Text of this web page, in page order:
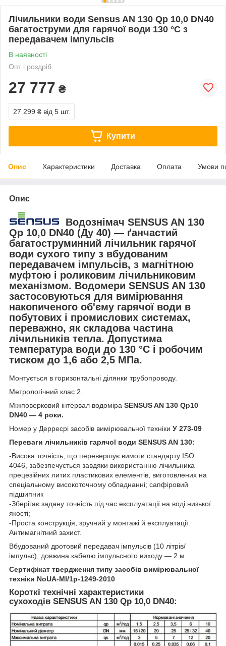
Лічильники води Sensus AN 130 Qp 10,0 DN40
багатоструми для гарячої води 130 °C з
передавачем імпульсів
В наявності
Опт і роздріб
27 777 ₴
27 299 ₴ від 5 шт.
Купити
Опис Характеристики Доставка Оплата Умови
Опис
Водознімач SENSUS AN 130
Qp 10,0 DN40 (Ду 40) — ґанчастий
багатоструминний лічильник гарячої
води сухого типу з вбудованим
передавачем імпульсів, з магнітною
муфтою і роликовим лічильниковим
механізмом. Водомери SENSUS AN 130
застосовуються для вимірювання
накопиченого об'єму гарячої води в
побутових і промислових системах,
переважно, як складова частина
лічильників тепла. Допустима
температура води до 130 °C і робочим
тиском до 1,6 або 2,5 МПа.
Монтується в горизонтальні ділянки трубопроводу.
Метрологічний клас 2.
Міжповерковий інтервал водоміра SENSUSAN 130 Qp10
DN40 — 4 роки.
Номер у Дерресрі засобів вимірювальної техніки У 273-09
Переваги лічильників гарячої води SENSUSAN 130:
-Висока точність, що перевершує вимоги стандарту ISO
4046, забезпечується завдяки використанню лічильника
прецезійних литих пластикових елементів, виготовлених на
спеціальному високоточному обладнанні; сапфіровий
підшипник
-Зберігає задану точність під час експлуатації на воді низької
якості;
-Проста конструкція, зручний у монтажі й експлуатації.
Антимагнітний захист.
Вбудований дротовий передавач імпульсів (10 літрів/
імпульс), довжина кабелю імпульсного виходу — 2 м
Сертифікат твердження типу засобів вимірювальної
техніки NoUA-MI/1p-1249-2010
Короткі технічні характеристики
сухоходів SENSUS AN 130 Qp 10,0 DN40: